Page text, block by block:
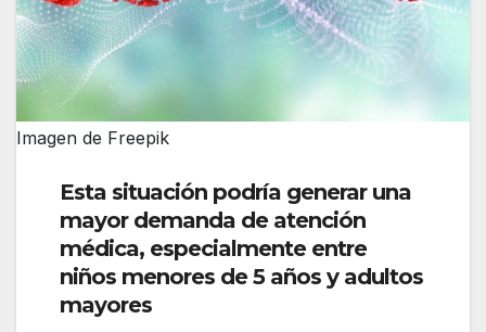
Imagen de Freepik
Esta situación podría generar una
mayor demanda de atención
médica, especialmente entre
niños menores de 5 años y adultos
mayores